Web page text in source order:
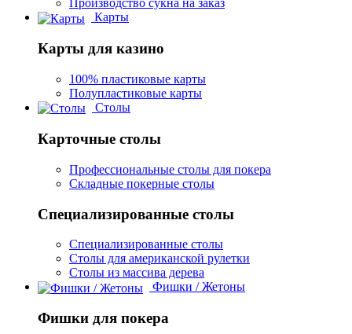
Производство сукна на заказ
Карты
Карты для казино
100% пластиковые карты
Полупластиковые карты
Столы
Карточные столы
Профессиональные столы для покера
Складные покерные столы
Специализированные столы
Специализированные столы
Столы для американской рулетки
Столы из массива дерева
Фишки / Жетоны
Фишки для покера